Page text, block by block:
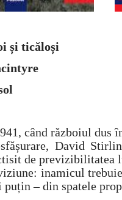
și ticăloși
când războiul dus
David
de previzibilitatea
inamicul
puțin – din spatele